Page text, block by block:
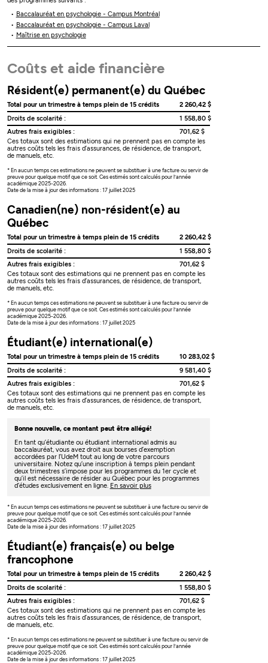
Baccalauréat en psychologie - Campus Montréal
Baccalauréat en psychologie - Campus Laval
Maîtrise en psychologie
Coûts et aide financière
Résident(e) permanent(e) du Québec
Total pour un trimestre à temps plein de 15 crédits
2 260,42 $
Droits de scolarité :
1 558,80 $
Autres frais exigibles :
701,62 $
Ces totaux sont des estimations qui ne prennent pas en compte les
autres coûts tels les frais d’assurances, de résidence, de transport,
de manuels, etc.
* En aucun temps ces estimations ne peuvent se substituer à une facture ou servir de
preuve pour quelque motif que ce soit. Ces estimés sont calculés pour l’année
académique 2025-2026.
Date de la mise à jour des informations : 17 juillet 2025
Canadien(ne) non-résident(e) au
Québec
Total pour un trimestre à temps plein de 15 crédits
2 260,42 $
Droits de scolarité :
1 558,80 $
Autres frais exigibles :
701,62 $
Ces totaux sont des estimations qui ne prennent pas en compte les
autres coûts tels les frais d’assurances, de résidence, de transport,
de manuels, etc.
* En aucun temps ces estimations ne peuvent se substituer à une facture ou servir de
preuve pour quelque motif que ce soit. Ces estimés sont calculés pour l’année
académique 2025-2026.
Date de la mise à jour des informations : 17 juillet 2025
Étudiant(e) international(e)
Total pour un trimestre à temps plein de 15 crédits
10 283,02 $
Droits de scolarité :
9 581,40 $
Autres frais exigibles :
701,62 $
Ces totaux sont des estimations qui ne prennent pas en compte les
autres coûts tels les frais d’assurances, de résidence, de transport,
de manuels, etc.
Bonne nouvelle, ce montant peut être allégé!
En tant qu’étudiante ou étudiant international admis au
baccalauréat, vous avez droit aux bourses d’exemption
accordées par l’UdeM tout au long de votre parcours
universitaire. Notez qu’une inscription à temps plein pendant
deux trimestres s’impose pour les programmes du 1er cycle et
qu’il est nécessaire de résider au Québec pour les programmes
d’études exclusivement en ligne. En savoir plus
* En aucun temps ces estimations ne peuvent se substituer à une facture ou servir de
preuve pour quelque motif que ce soit. Ces estimés sont calculés pour l’année
académique 2025-2026.
Date de la mise à jour des informations : 17 juillet 2025
Étudiant(e) français(e) ou belge
francophone
Total pour un trimestre à temps plein de 15 crédits
2 260,42 $
Droits de scolarité :
1 558,80 $
Autres frais exigibles :
701,62 $
Ces totaux sont des estimations qui ne prennent pas en compte les
autres coûts tels les frais d’assurances, de résidence, de transport,
de manuels, etc.
* En aucun temps ces estimations ne peuvent se substituer à une facture ou servir de
preuve pour quelque motif que ce soit. Ces estimés sont calculés pour l’année
académique 2025-2026.
Date de la mise à jour des informations : 17 juillet 2025